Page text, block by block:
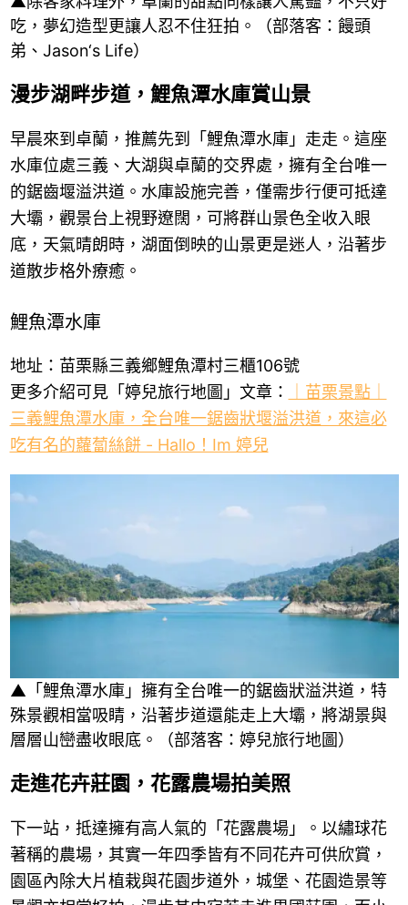
吃，夢幻造型更讓人忍不住狂拍。（部落客：饅頭
弟、Jason‘s Life）
漫步湖畔步道，鯉魚潭水庫賞山景
早晨來到卓蘭，推薦先到「鯉魚潭水庫」走走。這座
水庫位處三義、大湖與卓蘭的交界處，擁有全台唯一
的鋸齒堰溢洪道。水庫設施完善，僅需步行便可抵達
大壩，觀景台上視野遼闊，可將群山景色全收入眼
底，天氣晴朗時，湖面倒映的山景更是迷人，沿著步
道散步格外療癒。
鯉魚潭水庫
地址：苗栗縣三義鄉鯉魚潭村三櫃106號
更多介紹可見「婷兒旅行地圖」文章：
｜苗栗景點｜
三義鯉魚潭水庫，全台唯一鋸齒狀堰溢洪道，來這必
吃有名的蘿蔔絲餅 - Hallo！Im 婷兒
▲「鯉魚潭水庫」擁有全台唯一的鋸齒狀溢洪道，特
殊景觀相當吸睛，沿著步道還能走上大壩，將湖景與
層層山巒盡收眼底。（部落客：婷兒旅行地圖）
走進花卉莊園，花露農場拍美照
下一站，抵達擁有高人氣的「花露農場」。以繡球花
著稱的農場，其實一年四季皆有不同花卉可供欣賞，
園區內除大片植栽與花園步道外，城堡、花園造景等